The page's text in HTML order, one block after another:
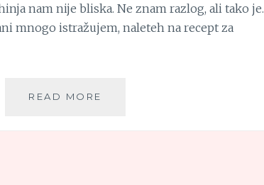
nam nije bliska. Ne znam razlog, ali tako je.
mnogo istražujem, naleteh na recept za
READ MORE